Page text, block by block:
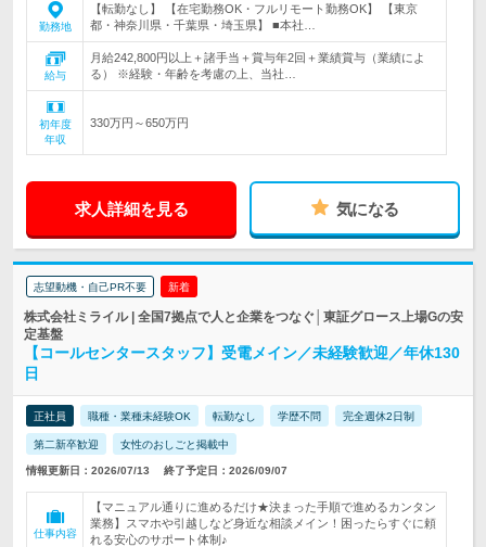
勤務地
【転勤なし】 【在宅勤務OK・フルリモート勤務OK】 【東京
都・神奈川県・千葉県・埼玉県】 ■本社…
給与
月給242,800円以上＋諸手当＋賞与年2回＋業績賞与（業績によ
る） ※経験・年齢を考慮の上、当社…
初年度
年収
330万円～650万円
求人詳細を見る 気になる
志望動機・自己PR不要 新着
株式会社ミライル | 全国7拠点で人と企業をつなぐ│東証グロース上場Gの安
定基盤
【コールセンタースタッフ】受電メイン／未経験歓迎／年休130
日
正社員 職種・業種未経験OK 転勤なし 学歴不問 完全週休2日制
第二新卒歓迎 女性のおしごと掲載中
情報更新日：2026/07/13 終了予定日：2026/09/07
仕事内容
【マニュアル通りに進めるだけ★決まった手順で進めるカンタン
業務】スマホや引越しなど身近な相談メイン！困ったらすぐに頼
れる安心のサポート体制♪